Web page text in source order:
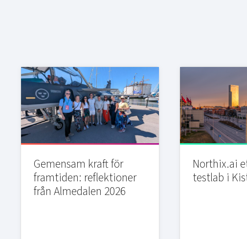
Gemensam kraft för
framtiden: reflektioner
från Almedalen 2026
Northix.ai
testlab i